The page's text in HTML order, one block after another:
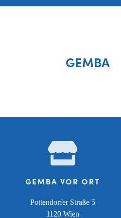
GEMBA
GEMBA VOR ORT
Pottendorfer Straße 5
1120 Wien